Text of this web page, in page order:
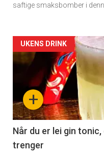
saftige smaksbomber i
Forsiden
akkurat
nå
-
2
+
UKENS DRINK
Når du er lei gin
trenger